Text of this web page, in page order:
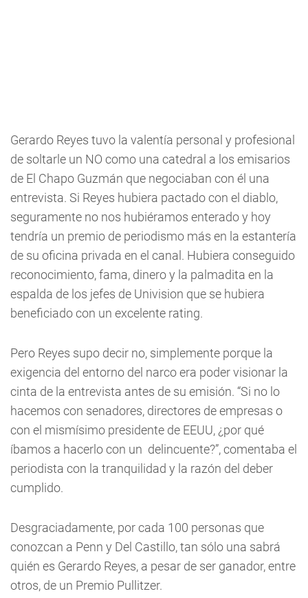
Gerardo Reyes tuvo la valentía personal y profesional
de soltarle un NO como una catedral a los emisarios
de El Chapo Guzmán que negociaban con él una
entrevista. Si Reyes hubiera pactado con el diablo,
seguramente no nos hubiéramos enterado y hoy
tendría un premio de periodismo más en la estantería
de su oficina privada en el canal. Hubiera conseguido
reconocimiento, fama, dinero y la palmadita en la
espalda de los jefes de Univision que se hubiera
beneficiado con un excelente rating.
Pero Reyes supo decir no, simplemente porque la
exigencia del entorno del narco era poder visionar la
cinta de la entrevista antes de su emisión. “Si no lo
hacemos con senadores, directores de empresas o
con el mismísimo presidente de EEUU, ¿por qué
íbamos a hacerlo con un delincuente?”, comentaba el
periodista con la tranquilidad y la razón del deber
cumplido.
Desgraciadamente, por cada 100 personas que
conozcan a Penn y Del Castillo, tan sólo una sabrá
quién es Gerardo Reyes, a pesar de ser ganador, entre
otros, de un Premio Pullitzer.